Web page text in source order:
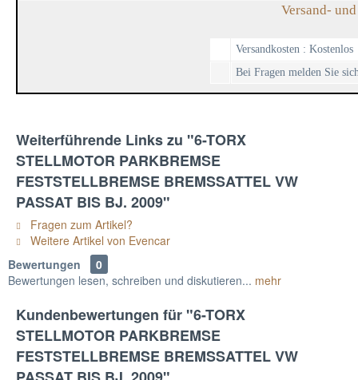
Versand-
Versandkosten : Kostenlos
Bei Fragen melden Sie
Weiterführende Links zu "6-TORX
STELLMOTOR PARKBREMSE
FESTSTELLBREMSE BREMSSATTEL VW
PASSAT BIS BJ. 2009"
Fragen zum Artikel?
Weitere Artikel von Evencar
Bewertungen
0
Bewertungen lesen, schreiben und diskutieren... mehr
Kundenbewertungen für "6-TORX
STELLMOTOR PARKBREMSE
FESTSTELLBREMSE BREMSSATTEL VW